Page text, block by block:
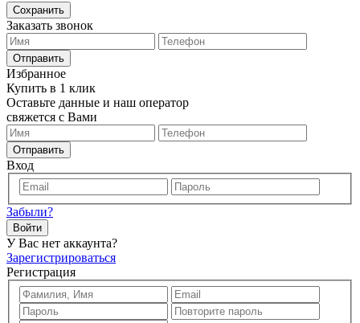
Сохранить
Заказать звонок
Отправить
Избранное
Купить в 1 клик
Оставьте данные и наш оператор
свяжется с Вами
Отправить
Вход
Забыли?
Войти
У Вас нет аккаунта?
Зарегистрироваться
Регистрация